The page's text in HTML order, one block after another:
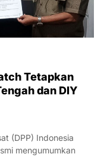
Tetapkan
dan DIY
(DPP) Indonesia
mengumumkan